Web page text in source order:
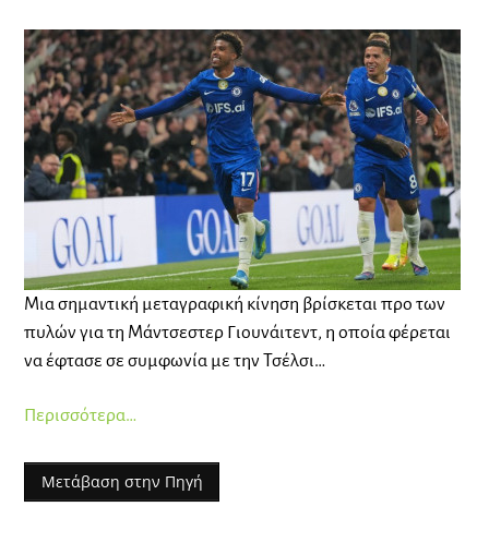
Μια σημαντική μεταγραφική κίνηση βρίσκεται προ των
πυλών για τη Μάντσεστερ Γιουνάιτεντ, η οποία φέρεται
να έφτασε σε συμφωνία με την Τσέλσι…
Περισσότερα…
Μετάβαση στην Πηγή